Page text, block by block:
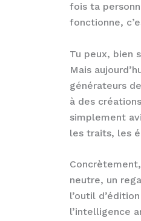
fois ta
fonctionne,
Tu peux, bien
Mais
générateurs
à des
simplement
les traits, les
neutre, un
l’outil
l’intelligence